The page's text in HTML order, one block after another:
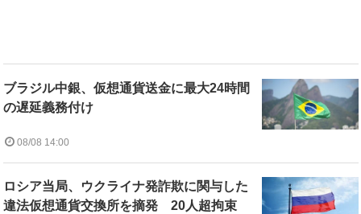
ブラジル中銀、仮想通貨送金に最大24時間
の遅延義務付け
08/08 14:00
ロシア当局、ウクライナ発詐欺に関与した
違法仮想通貨交換所を摘発 20人超拘束